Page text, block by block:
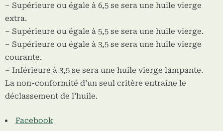
– Supérieure ou égale à 6,5 se sera une huile vierge
extra.
– Supérieure ou égale à 5,5 se sera une huile vierge.
– Supérieure ou égale à 3,5 se sera une huile vierge
courante.
– Inférieure à 3,5 se sera une huile vierge lampante.
La non-conformité d’un seul critère entraîne le
déclassement de l’huile.
Partager
Facebook